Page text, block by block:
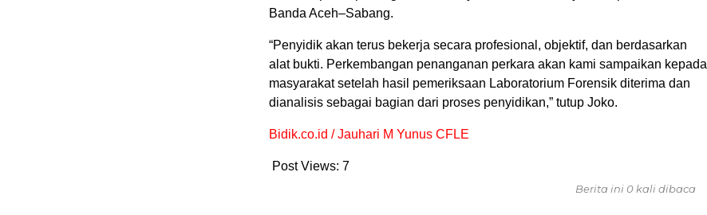
Banda Aceh–Sabang.
“Penyidik akan terus bekerja secara profesional, objektif, dan berdasarkan
alat bukti. Perkembangan penanganan perkara akan kami sampaikan kepada
masyarakat setelah hasil pemeriksaan Laboratorium Forensik diterima dan
dianalisis sebagai bagian dari proses penyidikan,” tutup Joko.
Bidik.co.id / Jauhari M Yunus CFLE
Post Views: 7
Berita ini 0 kali dibaca